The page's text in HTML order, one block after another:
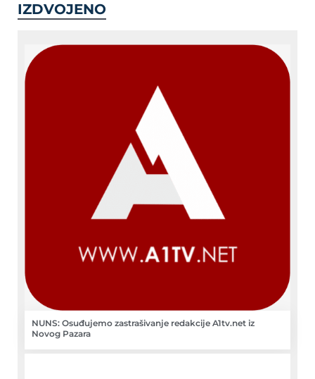
IZDVOJENO
NUNS: Osuđujemo zastrašivanje redakcije A1tv.net iz
Novog Pazara